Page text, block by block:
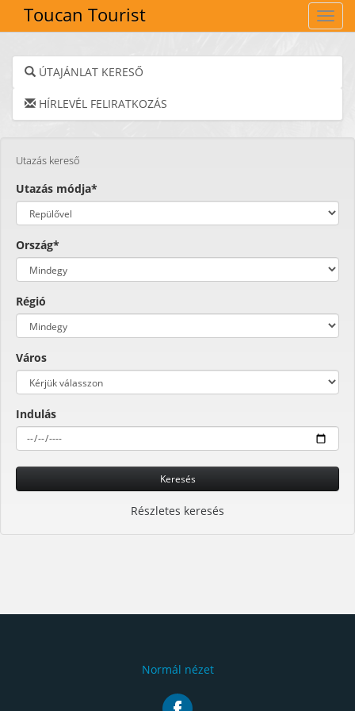
Toucan Tourist
ÚTAJÁNLAT KERESŐ
HÍRLEVÉL FELIRATKOZÁS
Utazás kereső
Utazás módja*
Ország*
Régió
Város
Indulás
Keresés
Részletes keresés
Normál nézet